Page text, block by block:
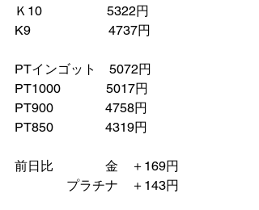
Ｋ10　　　　　5322円
K9　　　　　　4737円
PTインゴット　5072円
PT1000　　　  5017円
PT900　　　　4758円
PT850　　　　4319円
前日比　　　　金　＋169円
プラチナ　＋143円